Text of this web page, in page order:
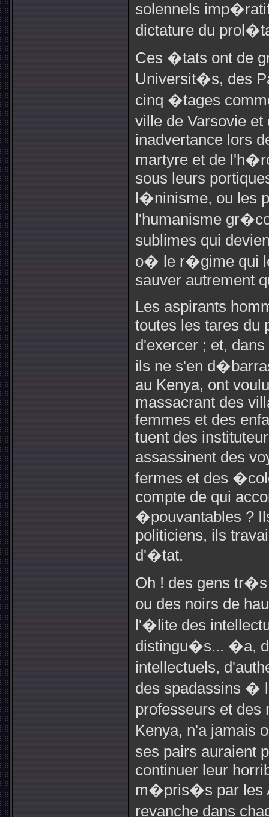
solennels
dictature du
Ces �tats ont de
Universit�s, des
cinq �tages
ville de Varsovie
inadvertance lors
martyre et de
sous leurs
l�ninisme, ou les
l'humanisme
sublimes qui
o� le r�gime qui
sauver autrement
Les aspirants
toutes les tares du
d'exercer ; et,
ils ne s'en
au Kenya, ont
massacrant des
femmes et des
tuent des
assassinent des
fermes et des
compte de qui
�pouvantables ?
politiciens, ils
d'�tat.
Oh ! des gens
ou des noirs de
l'�lite des
distingu�s... �a,
intellectuels,
des spadassins �
professeurs et
Kenya, n'a jamais
ses pairs auraient
continuer leur
m�pris�s par les
revanche dans